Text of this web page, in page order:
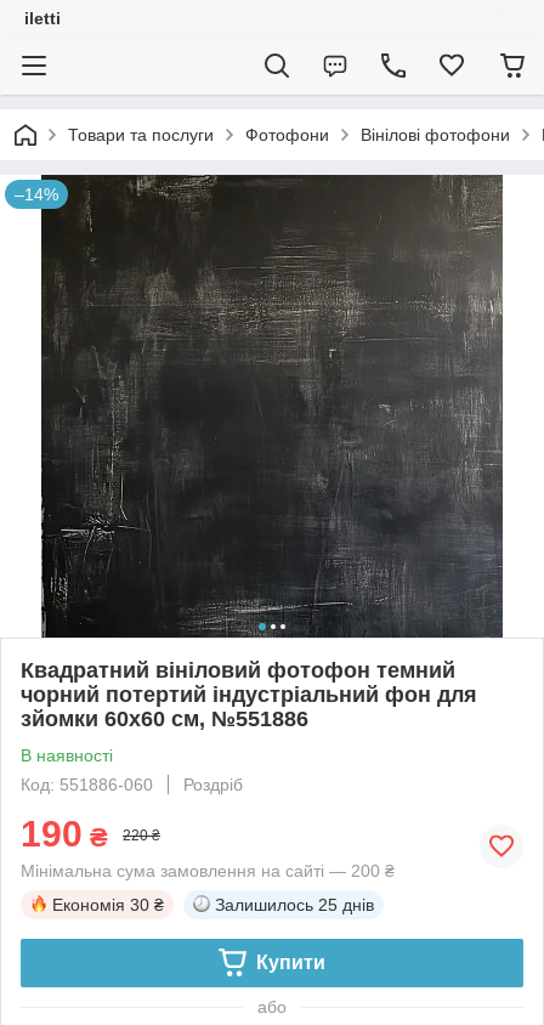
iletti
Товари та послуги Фотофони Вінілові фотофони
–14%
Квадратний вініловий фотофон темний
чорний потертий індустріальний фон для
зйомки 60x60 см, №551886
В наявності
Код: 551886-060
Роздріб
190 ₴ 220 ₴
Мінімальна сума замовлення на сайті — 200 ₴
Економія 30 ₴ Залишилось 25 днів
Купити
або